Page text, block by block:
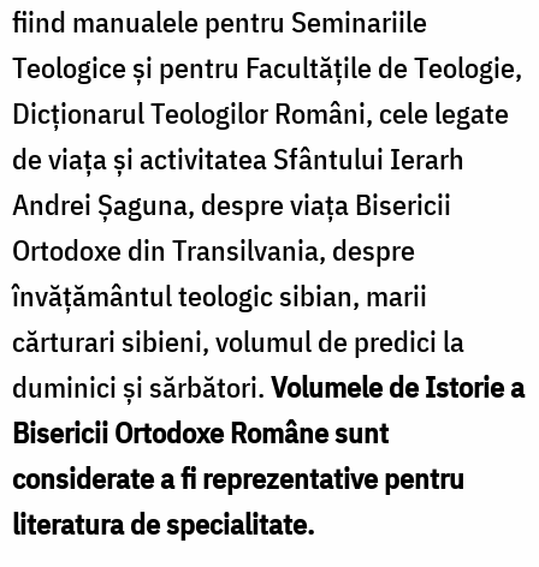
fiind manualele pentru Seminariile
Teologice și pentru Facultățile de Teologie,
Dicționarul Teologilor Români, cele legate
de viața și activitatea Sfântului Ierarh
Andrei Șaguna, despre viața Bisericii
Ortodoxe din Transilvania, despre
învățământul teologic sibian, marii
cărturari sibieni, volumul de predici la
duminici și sărbători.Volumele de Istorie a
Bisericii Ortodoxe Române sunt
considerate a fi reprezentative pentru
literatura de specialitate.